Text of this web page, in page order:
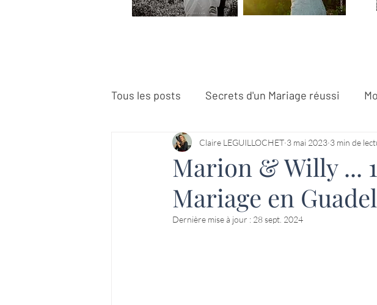
Tous les posts Secrets d'un Mariage réussi
Reportage Villas Prestige
Marion & Willy ...
Mariage en
Claire LEGUILLOCHET 3 mai 2023 3 min de
Dernière mise à jour : 28 sept. 2024